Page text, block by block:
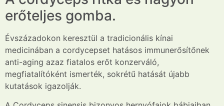
erőteljes gomba.
Évszázadokon keresztül a tradicionális kínai
medicinában a cordycepset hatásos immunerősítőnek
anti-aging azaz fiatalos erőt konzerváló,
megfiatalítóként ismerték, sokrétű hatását újabb
kutatások igazolják.